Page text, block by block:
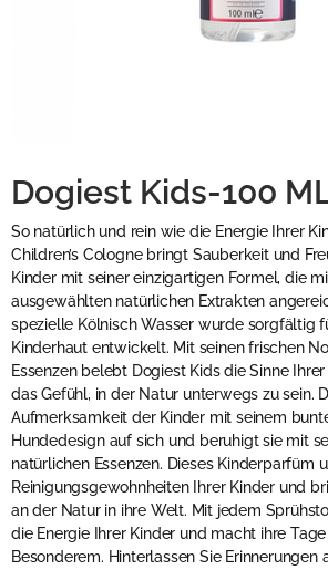
Dogiest Kids-100
So natürlich und rein wie die Energie Ihrer
Children’s Cologne bringt Sauberkeit und
Kinder mit seiner einzigartigen Formel, die
ausgewählten natürlichen Extrakten
spezielle Kölnisch Wasser wurde sorgfältig
Kinderhaut entwickelt. Mit seinen frischen
Essenzen belebt Dogiest Kids die Sinne
das Gefühl, in der Natur unterwegs zu sein.
Aufmerksamkeit der Kinder mit seinem
Hundedesign auf sich und beruhigt sie mit
natürlichen Essenzen. Dieses Kinderparfüm
Reinigungsgewohnheiten Ihrer Kinder und
an der Natur in ihre Welt. Mit jedem
die Energie Ihrer Kinder und macht ihre
Besonderem. Hinterlassen Sie Erinnerungen